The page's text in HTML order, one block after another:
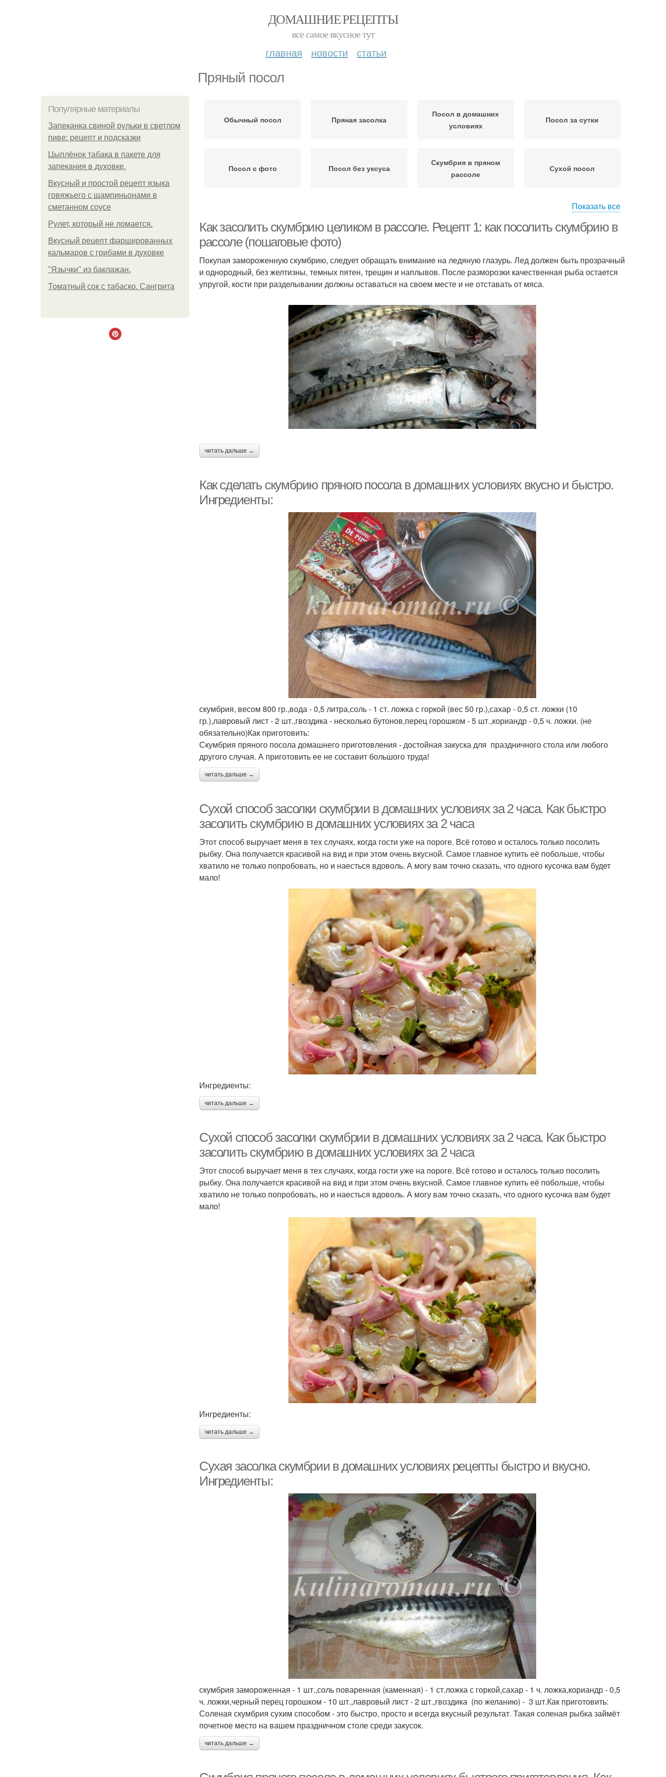
ДОМАШНИЕ РЕЦЕПТЫ
все самое вкусное тут
главная новости статьи
Пряный посол
Популярные материалы
Запеканка свиной рульки в светлом
пиве: рецепт и подсказки
Цыплёнок табака в пакете для
запекания в духовке.
Вкусный и простой рецепт языка
говяжьего с шампиньонами в
сметанном соусе
Рулет, который не ломается.
Вкусный рецепт фаршированных
кальмаров с грибами в духовке
"Язычки" из баклажан.
Томатный сок с табаско. Сангрита
Обычный посол Пряная засолка
Посол в домашних
условиях
Посол за сутки
Посол с фото Посол без уксуса
Скумбрия в пряном
рассоле
Сухой посол
Пряный маринад Советы по посолу Посол с луком
Скумбрия в пряном
посоле
Показать все
Как засолить скумбрию целиком в рассоле. Рецепт 1: как посолить скумбрию в
рассоле (пошаговые фото)
Покупая замороженную скумбрию, следует обращать внимание на ледяную глазурь. Лед должен быть прозрачный
и однородный, без желтизны, темных пятен, трещин и наплывов. После разморозки качественная рыба остается
упругой, кости при разделывании должны оставаться на своем месте и не отставать от мяса.
читать дальше →
Как сделать скумбрию пряного посола в домашних условиях вкусно и быстро.
Ингредиенты:
скумбрия, весом 800 гр.,вода - 0,5 литра,соль - 1 ст. ложка с горкой (вес 50 гр.),сахар - 0,5 ст. ложки (10
гр.),лавровый лист - 2 шт.,гвоздика - несколько бутонов,перец горошком - 5 шт.,кориандр - 0,5 ч. ложки. (не
обязательно)Как приготовить:
Скумбрия пряного посола домашнего приготовления - достойная закуска для праздничного стола или любого
другого случая. А приготовить ее не составит большого труда!
читать дальше →
Сухой способ засолки скумбрии в домашних условиях за 2 часа. Как быстро
засолить скумбрию в домашних условиях за 2 часа
Этот способ выручает меня в тех случаях, когда гости уже на пороге. Всё готово и осталось только посолить
рыбку. Она получается красивой на вид и при этом очень вкусной. Самое главное купить её побольше, чтобы
хватило не только попробовать, но и наесться вдоволь. А могу вам точно сказать, что одного кусочка вам будет
мало!
Ингредиенты:
читать дальше →
Сухой способ засолки скумбрии в домашних условиях за 2 часа. Как быстро
засолить скумбрию в домашних условиях за 2 часа
Этот способ выручает меня в тех случаях, когда гости уже на пороге. Всё готово и осталось только посолить
рыбку. Она получается красивой на вид и при этом очень вкусной. Самое главное купить её побольше, чтобы
хватило не только попробовать, но и наесться вдоволь. А могу вам точно сказать, что одного кусочка вам будет
мало!
Ингредиенты:
читать дальше →
Сухая засолка скумбрии в домашних условиях рецепты быстро и вкусно.
Ингредиенты:
скумбрия замороженная - 1 шт.,соль поваренная (каменная) - 1 ст.ложка с горкой,сахар - 1 ч. ложка,кориандр - 0,5
ч. ложки,черный перец горошком - 10 шт.,лавровый лист - 2 шт.,гвоздика (по желанию) - 3 шт.Как приготовить:
Соленая скумбрия сухим способом - это быстро, просто и всегда вкусный результат. Такая соленая рыбка займёт
почетное место на вашем праздничном столе среди закусок.
читать дальше →